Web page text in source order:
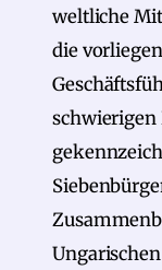
weltliche
die
schwierigen